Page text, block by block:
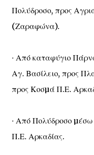
Πολύδροσο, προς
(Ζαραφώνα).
∙ Από καταφύγιο
Αγ. Βασίλειο, προς
προς Κοσµά Π.Ε.
∙ Από Πολύδροσο
Π.Ε. Αρκαδίας.